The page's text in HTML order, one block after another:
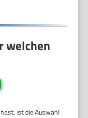
welchen
ist die Auswahl